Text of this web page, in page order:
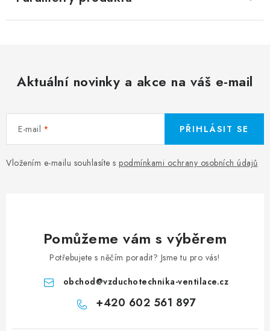
Aktuální novinky a akce na váš e-mail
E-mail
Vložením e-mailu souhlasíte s podmínkami ochrany osobních údajů
PŘIHLÁSIT SE
Pomůžeme vám s výběrem
Potřebujete s něčím poradit? Jsme tu pro vás!
obchod@vzduchotechnika-ventilace.cz
+420 602 561 897